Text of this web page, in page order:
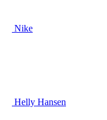
Nike
Helly Hansen